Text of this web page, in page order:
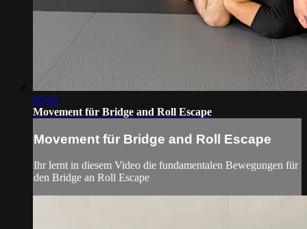
02:42
Movement für Bridge and Roll Escape
Movement für Bridge and Roll Escape
Ihr lernt in diesem Video die fundamentalen Bewegungen für
den Bridge an Roll Escape